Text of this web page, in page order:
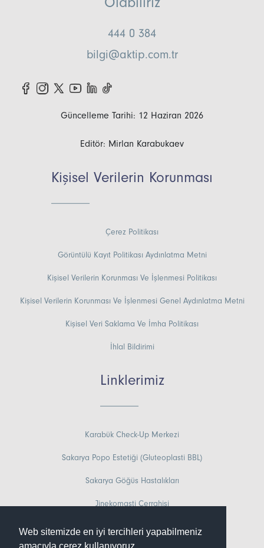
Web sitemizde en iyi tercihleri yapabilmeniz
444 0 384
bilgi@aktip.com.tr
Güncelleme Tarihi: 12 Haziran 2026
Editör: Mirlan Karabukaev
Kişisel Verilerin Korunması
Çerez Politikası
Görüntülü Kayıt Politikası Aydınlatma Metni
Kişisel Verilerin Korunması Ve İşlenmesi Politikası
Kişisel Verilerin Korunması Ve İşlenmesi Genel Aydınlatma Metni
Kişisel Veri Saklama Ve İmha Politikası
İhlal Bildirimi
Linklerimiz
Karabük Check-Up Merkezi
Sakarya Popo Estetiği (Gluteoplasti BBL)
Sakarya Göğüs Hastalıkları
Jinekomasti Cerrahisi
Doğum Çantasında Neler Olmalı?